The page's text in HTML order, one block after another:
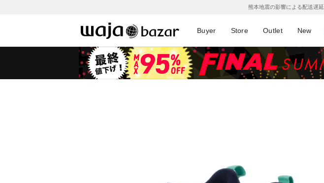
熊本地震の影響による配送遅延
Buyer Store Outlet New